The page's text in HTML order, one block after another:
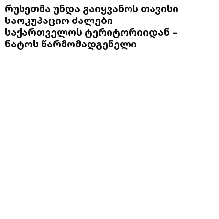
რუსეთმა უნდა გაიყვანოს თავისი
საოკუპაციო ძალები
საქართველოს ტერიტორიიდან –
ნატოს წარმომადგენელი